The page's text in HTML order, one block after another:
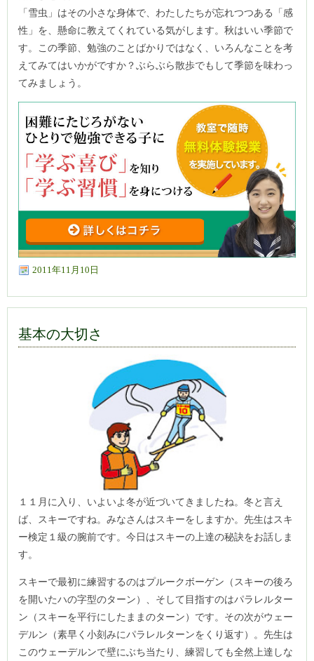
「雪虫」はその小さな身体で、わたしたちが忘れつつある「感
性」を、懸命に教えてくれている気がします。秋はいい季節で
す。この季節、勉強のことばかりではなく、いろんなことを考
えてみてはいかがですか？ぶらぶら散歩でもして季節を味わっ
てみましょう。
2011年11月10日
基本の大切さ
１１月に入り、いよいよ冬が近づいてきましたね。冬と言え
ば、スキーですね。みなさんはスキーをしますか。先生はスキ
ー検定１級の腕前です。今日はスキーの上達の秘訣をお話しま
す。
スキーで最初に練習するのはプルークボーゲン（スキーの後ろ
を開いたハの字型のターン）、そして目指すのはパラレルター
ン（スキーを平行にしたままのターン）です。その次がウェー
デルン（素早く小刻みにパラレルターンをくり返す）。先生は
このウェーデルンで壁にぶち当たり、練習しても全然上達しな